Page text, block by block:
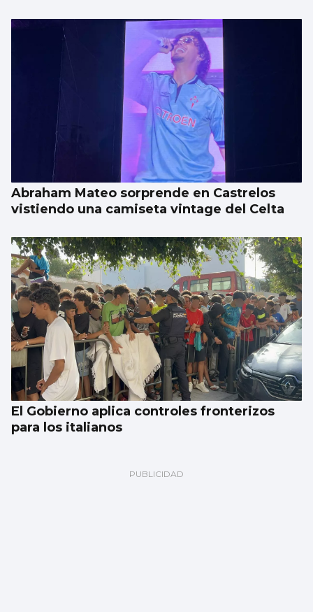
Abraham Mateo sorprende en Castrelos
vistiendo una camiseta vintage del Celta
El Gobierno aplica controles fronterizos
para los italianos